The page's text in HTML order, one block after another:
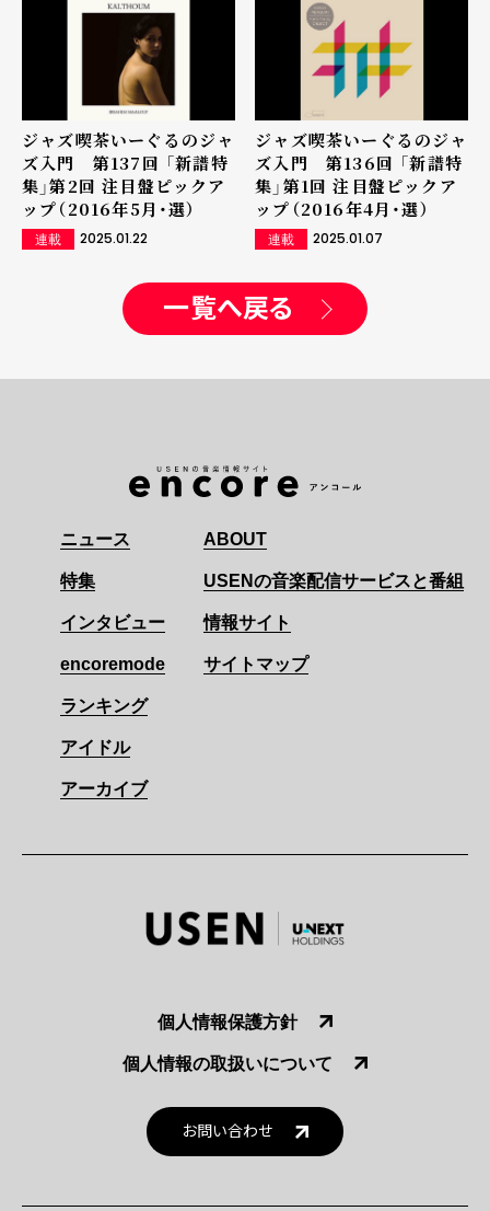
ジャズ喫茶いーぐるのジャ
ズ入門 第137回 「新譜特
集」第2回 注目盤ピックア
ップ（2016年5月・選）
連載 2025.01.22
ジャズ喫茶いーぐるのジャ
ズ入門 第136回 「新譜特
集」第1回 注目盤ピックア
ップ（2016年4月・選）
連載 2025.01.07
一覧へ戻る
ニュース
特集
インタビュー
encoremode
ランキング
アイドル
アーカイブ
ABOUT
USENの音楽配信サービスと番組
情報サイト
サイトマップ
個人情報保護方針
個人情報の取扱いについて
お問い合わせ